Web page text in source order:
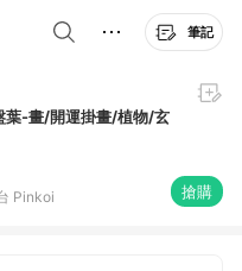
筆記
-畫/開運掛畫/植物/玄
Pinkoi 搶購